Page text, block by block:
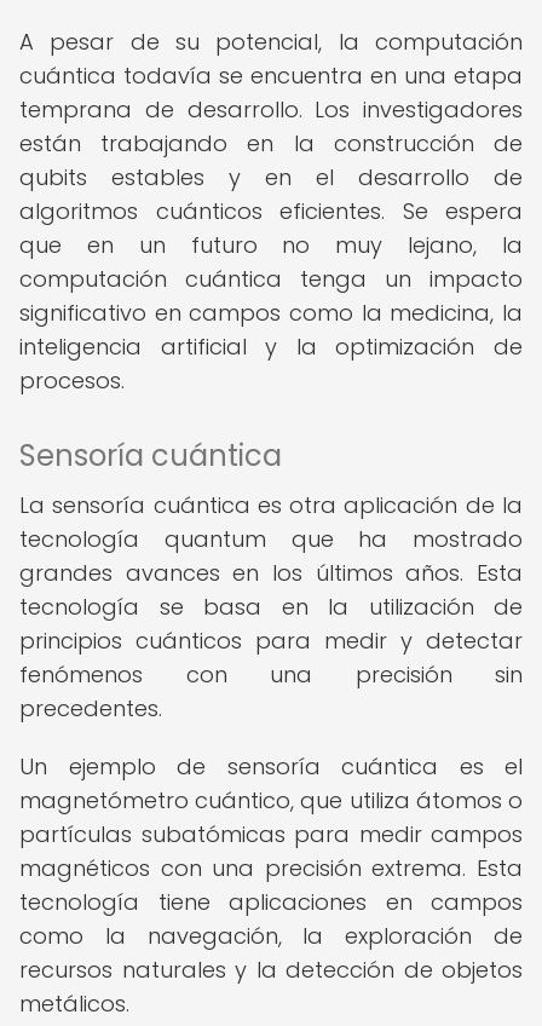
A pesar de su potencial, la computación
cuántica todavía se encuentra en una etapa
temprana de desarrollo. Los investigadores
están trabajando en la construcción de
qubits estables y en el desarrollo de
algoritmos cuánticos eficientes. Se espera
que en un futuro no muy lejano, la
computación cuántica tenga un impacto
significativo en campos como la medicina, la
inteligencia artificial y la optimización de
procesos.
Sensoría cuántica
La sensoría cuántica es otra aplicación de la
tecnología quantum que ha mostrado
grandes avances en los últimos años. Esta
tecnología se basa en la utilización de
principios cuánticos para medir y detectar
fenómenos con una precisión sin
precedentes.
Un ejemplo de sensoría cuántica es el
magnetómetro cuántico, que utiliza átomos o
partículas subatómicas para medir campos
magnéticos con una precisión extrema. Esta
tecnología tiene aplicaciones en campos
como la navegación, la exploración de
recursos naturales y la detección de objetos
metálicos.